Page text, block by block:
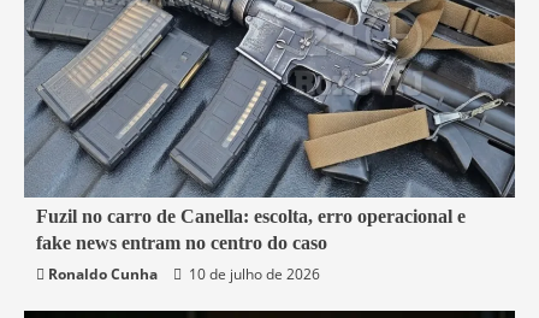
7 min read
Belford Roxo
Brasil Política Segurança
Fuzil no carro de Canella: escolta, erro operacional e
fake news entram no centro do caso
Ronaldo Cunha
10 de julho de 2026